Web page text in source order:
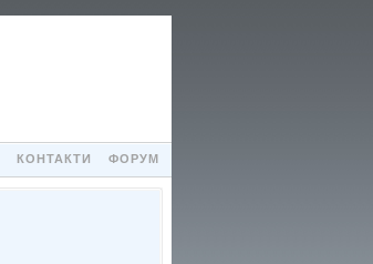
КОНТАКТИ ФОРУМ